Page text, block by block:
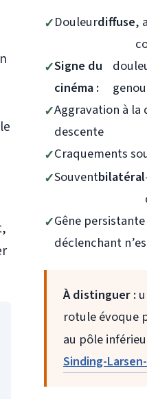
Douleurdiffuse,
Signe du
cinéma :
Aggravation à la
descente
Craquements
Souventbilatéral
Gêne
déclenchant
À distinguer :
rotule évoque
au pôle
Sinding-